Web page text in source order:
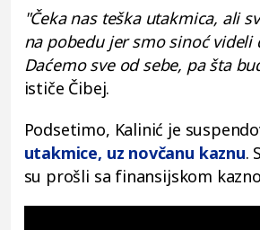
"Čeka nas teška utakmica, ali
na pobedu jer smo sinoć videli
Daćemo sve od sebe, pa šta
ističe Čibej.
Podsetimo, Kalinić je
utakmice, uz novčanu kaznu.
su prošli sa finansijskom